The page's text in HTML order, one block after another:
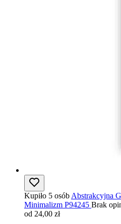
Kupiło 5 osób Abstrakcyjna
Minimalizm P94245 Brak
od 24,00 zł